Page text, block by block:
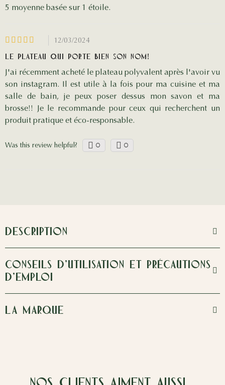
5 moyenne basée sur 1 étoile.
12/03/2024
Le plateau qui porte bien son nom!
J'ai récemment acheté le plateau polyvalent après l'avoir vu
son instagram. Il est utile à la fois pour ma cuisine et ma
salle de bain, je peux poser dessus mon savon et ma
brosse!! Je le recommande pour ceux qui recherchent un
produit pratique et éco-responsable.
Was this review helpful? 0 0
DESCRIPTION
CONSEILS D'UTILISATION ET PRÉCAUTIONS
D'EMPLOI
LA MARQUE